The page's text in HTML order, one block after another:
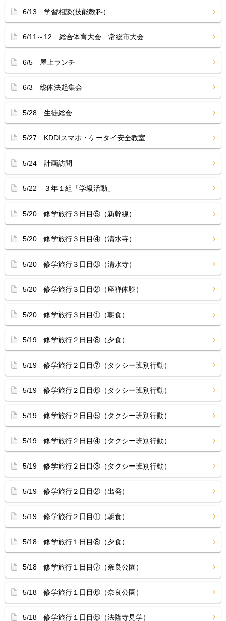
6/13 学習相談(技能教科）
6/11～12 総合体育大会 常総市大会
6/5 屋上ランチ
6/3 総体決起集会
5/28 生徒総会
5/27 KDDIスマホ・ケータイ安全教室
5/24 計画訪問
5/22 ３年１組「学級活動」
5/20 修学旅行３日目⑤（新幹線）
5/20 修学旅行３日目④（清水寺）
5/20 修学旅行３日目③（清水寺）
5/20 修学旅行３日目②（座禅体験）
5/20 修学旅行３日目①（朝食）
5/19 修学旅行２日目⑧（夕食）
5/19 修学旅行２日目⑦（タクシー班別行動）
5/19 修学旅行２日目⑥（タクシー班別行動）
5/19 修学旅行２日目⑤（タクシー班別行動）
5/19 修学旅行２日目④（タクシー班別行動）
5/19 修学旅行２日目③（タクシー班別行動）
5/19 修学旅行２日目②（出発）
5/19 修学旅行２日目①（朝食）
5/18 修学旅行１日目⑧（夕食）
5/18 修学旅行１日目⑦（奈良公園）
5/18 修学旅行１日目⑥（奈良公園）
5/18 修学旅行１日目⑤（法隆寺見学）